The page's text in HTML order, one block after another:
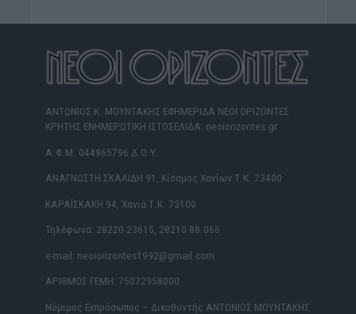
ΑΝΤΩΝΙΟΣ Κ. ΜΟΥΝΤΑΚΗΣ ΕΦΗΜΕΡΙΔΑ ΝΕΟΙ ΟΡΙΖΟΝΤΕΣ
ΚΡΗΤΗΣ ΕΝΗΜΕΡΩΤΙΚΗ ΙΣΤΟΣΕΛΙΔΑ: neoiorizontes.gr
Α.Φ.Μ. 044965796 Δ.Ο.Υ.
ΑΝΑΓΝΩΣΤΗ ΣΚΑΛΙΔΗ 91, Κίσαμος Χανίων Τ.Κ. 73400
ΚΑΡΑΪΣΚΑΚΗ 94, Χανιά Τ.Κ. 73100
Τηλέφωνα: 28220 23615, 28210 88.066
e-mail: neoiorizontes1992@gmail.com
ΑΡΙΘΜΟΣ ΓΕΜΗ: 75072958000
Νόμιμος Εκπρόσωπος – Διευθυντής ΑΝΤΩΝΙΟΣ ΜΟΥΝΤΑΚΗΣ